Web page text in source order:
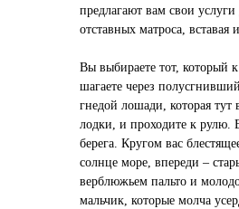
предлагают вам свои
отставных матроса, вставая
Вы выбираете тот, который
шагаете через
гнедой лошади, которая тут
лодки, и проходите к рулю.
берега. Кругом вас
солнце море, впереди –
верблюжьем пальто и
мальчик, которые молча